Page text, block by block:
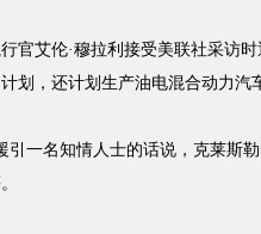
艾伦·穆拉利接受美联社采访时
划，还计划生产油电混合动力汽
一名知情人士的话说，克莱斯勒